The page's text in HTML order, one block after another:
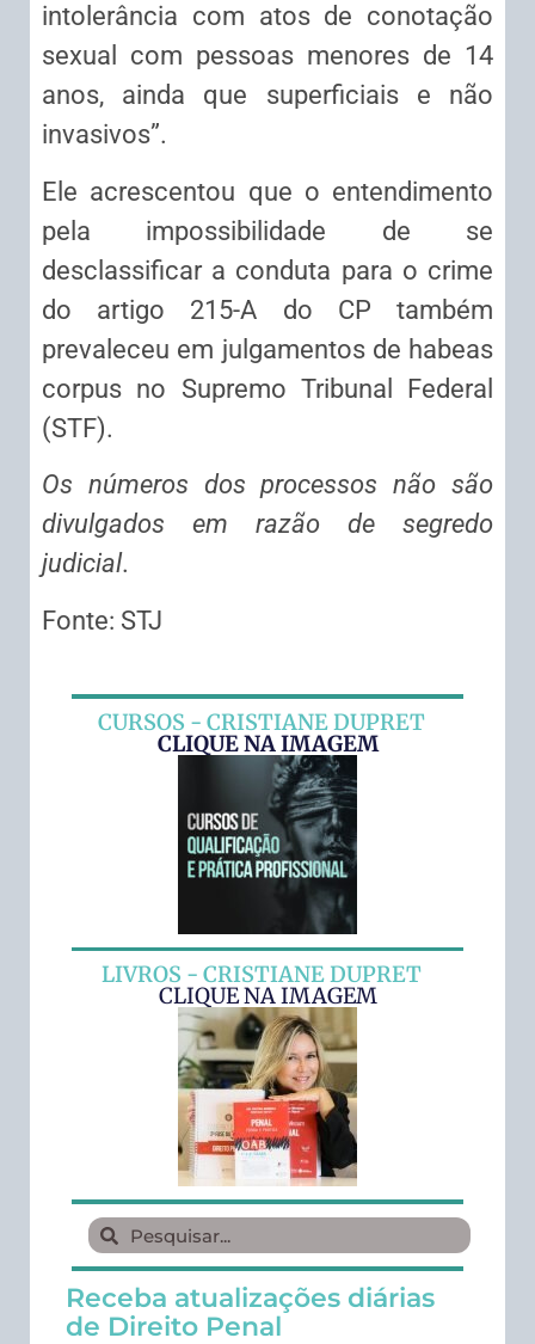
intolerância com atos de conotação
sexual com pessoas menores de 14
anos, ainda que superficiais e não
invasivos”.
Ele acrescentou que o entendimento
pela impossibilidade de se
desclassificar a conduta para o crime
do artigo 215-A do CP também
prevaleceu em julgamentos de habeas
corpus no Supremo Tribunal Federal
(STF).
Os números dos processos não são
divulgados em razão de segredo
judicial.
Fonte: STJ
CURSOS - CRISTIANE DUPRET
CLIQUE NA IMAGEM
LIVROS - CRISTIANE DUPRET
CLIQUE NA IMAGEM
Receba atualizações diárias
de Direito Penal